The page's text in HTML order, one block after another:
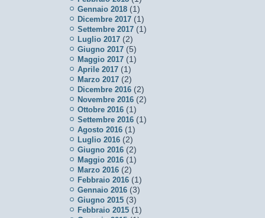
Gennaio 2018 (1)
Dicembre 2017 (1)
Settembre 2017 (1)
Luglio 2017 (2)
Giugno 2017 (5)
Maggio 2017 (1)
Aprile 2017 (1)
Marzo 2017 (2)
Dicembre 2016 (2)
Novembre 2016 (2)
Ottobre 2016 (1)
Settembre 2016 (1)
Agosto 2016 (1)
Luglio 2016 (2)
Giugno 2016 (2)
Maggio 2016 (1)
Marzo 2016 (2)
Febbraio 2016 (1)
Gennaio 2016 (3)
Giugno 2015 (3)
Febbraio 2015 (1)